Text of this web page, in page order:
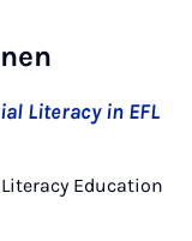
Literacy in EFL
Education